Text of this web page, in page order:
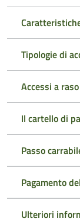
Tipologie di
Accessi a raso
Il cartello di
Passo
Pagamento
Ulteriori